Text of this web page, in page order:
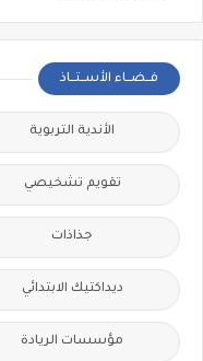
فــضــاء الأســتــاذ
الأندية التربوية
تقويم تشخيصي
جذاذات
ديداكتيك الابتدائي
مؤسسات الريادة